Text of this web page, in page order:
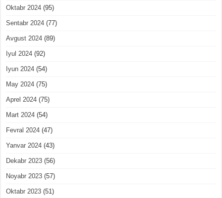
Oktabr 2024 (95)
Sentabr 2024 (77)
Avgust 2024 (89)
Iyul 2024 (92)
Iyun 2024 (54)
May 2024 (75)
Aprel 2024 (75)
Mart 2024 (54)
Fevral 2024 (47)
Yanvar 2024 (43)
Dekabr 2023 (56)
Noyabr 2023 (57)
Oktabr 2023 (51)